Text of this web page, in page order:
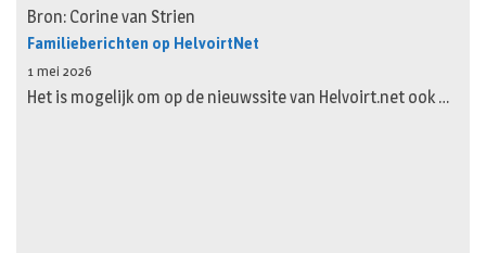
Bron: Corine van Strien
Familieberichten op HelvoirtNet
1 mei 2026
Het is mogelijk om op de nieuwssite van Helvoirt.net ook …